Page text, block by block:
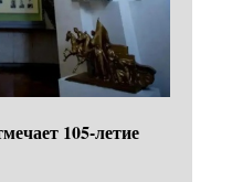
105-летие